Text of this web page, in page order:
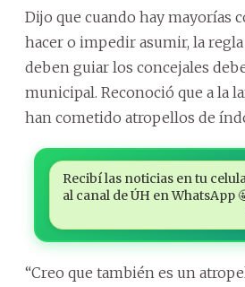
Dijo que cuando hay mayorías
hacer o impedir asumir, la regla
deben guiar los concejales
municipal. Reconoció que a la
han cometido atropellos de
Recibí las noticias en tu
al canal de ÚH en WhatsApp
“Creo que también es un